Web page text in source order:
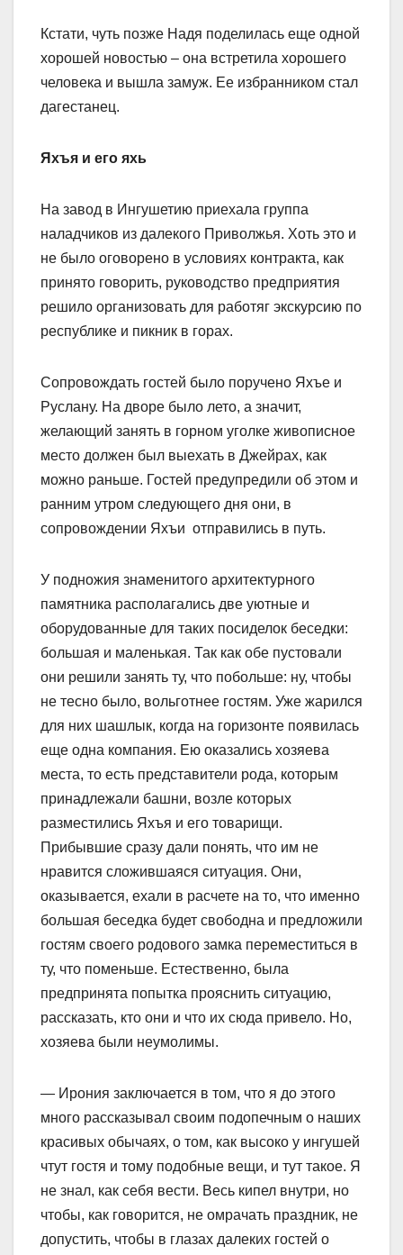
Кстати, чуть позже Надя поделилась еще одной
хорошей новостью – она встретила хорошего
человека и вышла замуж. Ее избранником стал
дагестанец.
Яхъя и его яхь
На завод в Ингушетию приехала группа
наладчиков из далекого Приволжья. Хоть это и
не было оговорено в условиях контракта, как
принято говорить, руководство предприятия
решило организовать для работяг экскурсию по
республике и пикник в горах.
Сопровождать гостей было поручено Яхъе и
Руслану. На дворе было лето, а значит,
желающий занять в горном уголке живописное
место должен был выехать в Джейрах, как
можно раньше. Гостей предупредили об этом и
ранним утром следующего дня они, в
сопровождении Яхъи отправились в путь.
У подножия знаменитого архитектурного
памятника располагались две уютные и
оборудованные для таких посиделок беседки:
большая и маленькая. Так как обе пустовали
они решили занять ту, что побольше: ну, чтобы
не тесно было, вольготнее гостям. Уже жарился
для них шашлык, когда на горизонте появилась
еще одна компания. Ею оказались хозяева
места, то есть представители рода, которым
принадлежали башни, возле которых
разместились Яхъя и его товарищи.
Прибывшие сразу дали понять, что им не
нравится сложившаяся ситуация. Они,
оказывается, ехали в расчете на то, что именно
большая беседка будет свободна и предложили
гостям своего родового замка переместиться в
ту, что поменьше. Естественно, была
предпринята попытка прояснить ситуацию,
рассказать, кто они и что их сюда привело. Но,
хозяева были неумолимы.
— Ирония заключается в том, что я до этого
много рассказывал своим подопечным о наших
красивых обычаях, о том, как высоко у ингушей
чтут гостя и тому подобные вещи, и тут такое. Я
не знал, как себя вести. Весь кипел внутри, но
чтобы, как говорится, не омрачать праздник, не
допустить, чтобы в глазах далеких гостей о